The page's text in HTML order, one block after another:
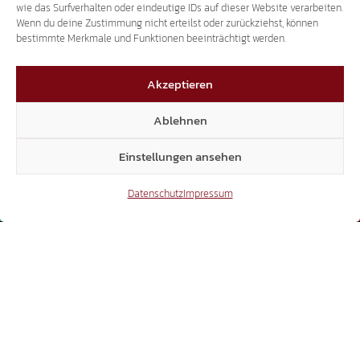
wie das Surfverhalten oder eindeutige IDs auf dieser Website verarbeiten.
Wenn du deine Zustimmung nicht erteilst oder zurückziehst, können
bestimmte Merkmale und Funktionen beeinträchtigt werden.
Akzeptieren
Ablehnen
Einstellungen ansehen
DatenschutzImpressum